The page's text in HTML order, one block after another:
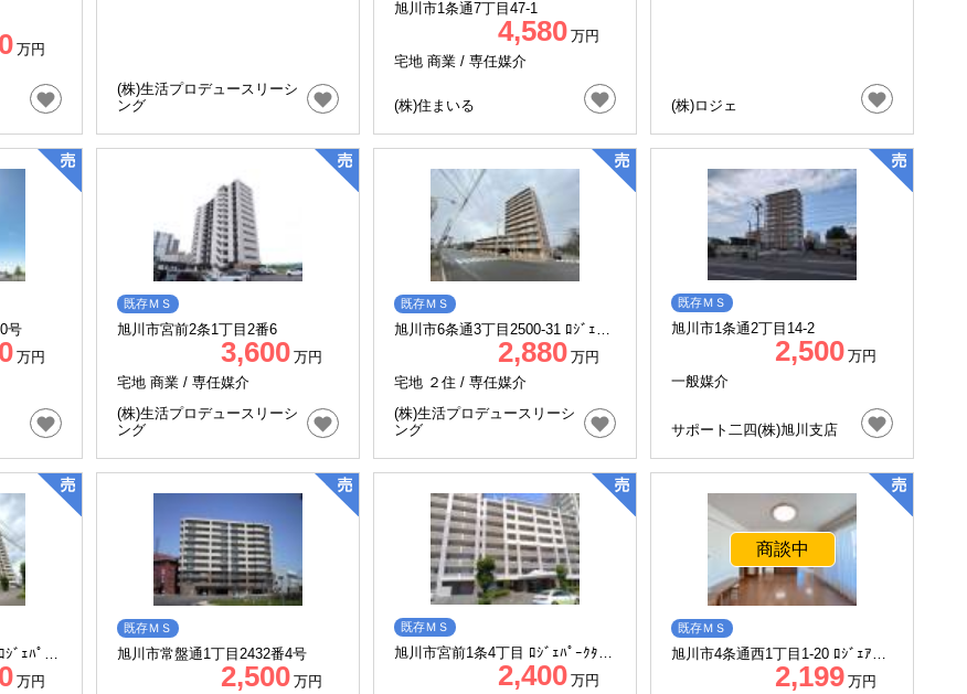
万円
(株)生活プロデュースリーシ
ング
旭川市1条通7丁目47-1
4,580 万円
宅地 商業 / 専任媒介
(株)住まいる (株)ロジェ
号
万円
既存ＭＳ
旭川市宮前2条1丁目2番6
3,600 万円
宅地 商業 / 専任媒介
(株)生活プロデュースリーシ
ング
既存ＭＳ
旭川市6条通3丁目2500-31 ﾛｼﾞｪ常
2,880 万円
宅地 ２住 / 専任媒介
(株)生活プロデュースリーシ
ング
既存ＭＳ
旭川市1条通2丁目14-2
2,500 万円
一般媒介
サポート二四(株)旭川支店
ﾞｪﾊﾟｰｸ
万円
既存ＭＳ
旭川市常盤通1丁目2432番4号
2,500 万円
既存ＭＳ
旭川市宮前1条4丁目 ﾛｼﾞｪﾊﾟｰｸﾀﾜｰ
2,400 万円
商談中
既存ＭＳ
旭川市4条通西1丁目1-20 ﾛｼﾞｪｱｸｼ
2,199 万円